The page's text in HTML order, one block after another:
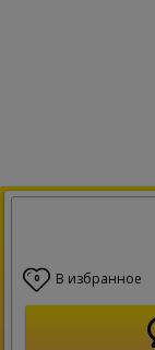
0 В избранное